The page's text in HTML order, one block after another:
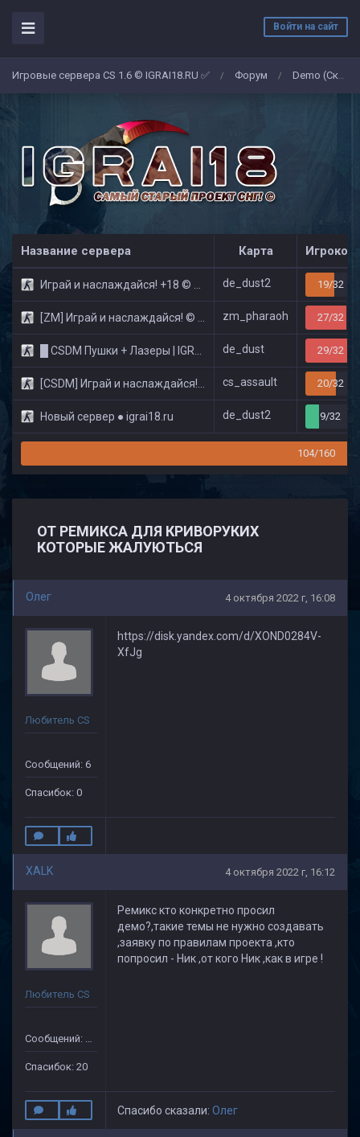
Войти на сайт
Игровые сервера CS 1.6 © IGRAI18.RU ✅ / Форум / Demo (Скриншоты)
Название сервера Карта Игроков
Играй и наслаждайся! +18 © Public de_dust2 19/32
[ZM] Играй и наслаждайся! © Zombie Show zm_pharaoh 27/32
█ CSDM Пушки + Лазеры | IGRAI18.RU ツ █ de_dust 29/32
[CSDM] Играй и наслаждайся! © Classic cs_assault 20/32
Новый сервер ● igrai18.ru de_dust2 9/32
104/160
ОТ РЕМИКСА ДЛЯ КРИВОРУКИХ
КОТОРЫЕ ЖАЛУЮТЬСЯ
Олег 4 октября 2022 г, 16:08
Любитель CS
Сообщений: 6
Спасибок: 0
https://disk.yandex.com/d/XOND0284V-
XfJg
XALK 4 октября 2022 г, 16:12
Любитель CS
Сообщений: 149
Спасибок: 20
Ремикс кто конкретно просил
демо?,такие темы не нужно создавать
,заявку по правилам проекта ,кто
попросил - Ник ,от кого Ник ,как в игре !
Спасибо сказали: Олег